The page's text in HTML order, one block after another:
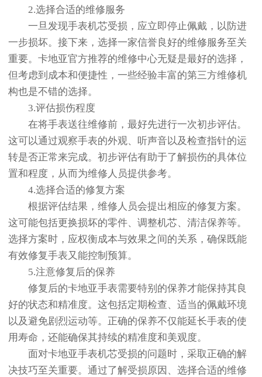
2.选择合适的维修服务
一旦发现手表机芯受损，应立即停止佩戴，以防进
一步损坏。接下来，选择一家信誉良好的维修服务至关
重要。卡地亚官方推荐的维修中心无疑是最好的选择，
但考虑到成本和便捷性，一些经验丰富的第三方维修机
构也是不错的选择。
3.评估损伤程度
在将手表送往维修前，最好先进行一次初步评估。
这可以通过观察手表的外观、听声音以及检查指针的运
转是否正常来完成。初步评估有助于了解损伤的具体位
置和程度，从而为维修人员提供参考。
4.选择合适的修复方案
根据评估结果，维修人员会提出相应的修复方案。
这可能包括更换损坏的零件、调整机芯、清洁保养等。
选择方案时，应权衡成本与效果之间的关系，确保既能
有效修复手表又能控制预算。
5.注意修复后的保养
修复后的卡地亚手表需要特别的保养才能保持其良
好的状态和精准度。这包括定期检查、适当的佩戴环境
以及避免剧烈运动等。正确的保养不仅能延长手表的使
用寿命，还能确保其持续的精准度和美观度。
面对卡地亚手表机芯受损的问题时，采取正确的解
决技巧至关重要。通过了解受损原因、选择合适的维修